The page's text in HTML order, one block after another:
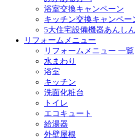
浴室交換キャンペーン
キッチン交換キャンペー
5大住宅設備機器あんし
リフォームメニュー
リフォームメニュー 一覧
水まわり
浴室
キッチン
洗面化粧台
トイレ
エコキュート
給湯器
外壁屋根